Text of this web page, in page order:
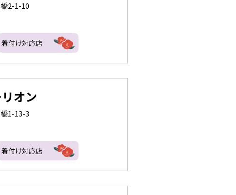
2-1-10
着付け対応店
オン
1-13-3
着付け対応店